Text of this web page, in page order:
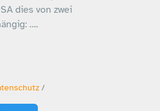
dies von zwei
….
/